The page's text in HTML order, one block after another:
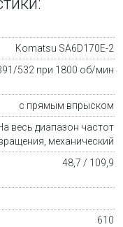
Komatsu SA6D170E-2
532 при 1800 об/мин
с прямым впрыском
весь диапазон частот
механический
48,7 / 109,9
610